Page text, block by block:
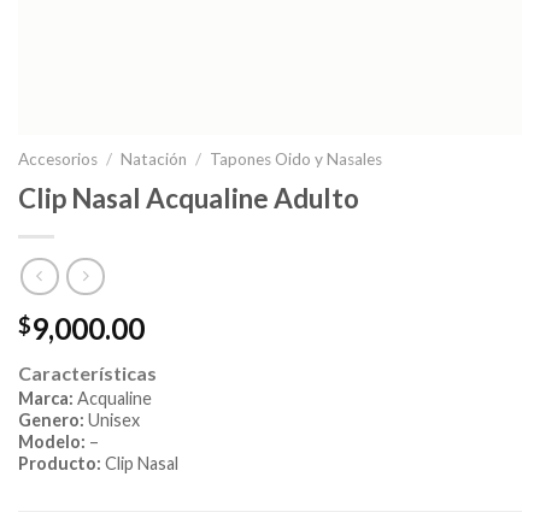
Accesorios / Natación / Tapones Oido y Nasales
Clip Nasal Acqualine Adulto
$9,000.00
Características
Marca: Acqualine
Genero: Unisex
Modelo: –
Producto: Clip Nasal